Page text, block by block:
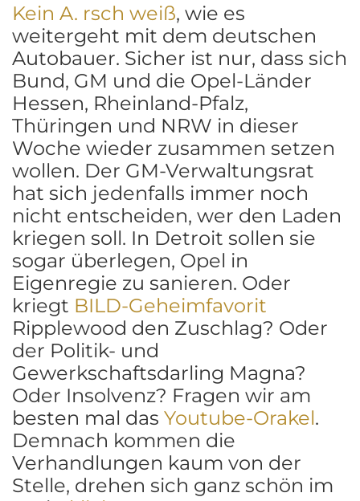
Kein A. rsch weiß, wie es
weitergeht mit dem deutschen
Autobauer. Sicher ist nur, dass sich
Bund, GM und die Opel-Länder
Hessen, Rheinland-Pfalz,
Thüringen und NRW in dieser
Woche wieder zusammen setzen
wollen. Der GM-Verwaltungsrat
hat sich jedenfalls immer noch
nicht entscheiden, wer den Laden
kriegen soll. In Detroit sollen sie
sogar überlegen, Opel in
Eigenregie zu sanieren. Oder
kriegt BILD-Geheimfavorit
Ripplewood den Zuschlag? Oder
der Politik- und
Gewerkschaftsdarling Magna?
Oder Insolvenz? Fragen wir am
besten mal das Youtube-Orakel.
Demnach kommen die
Verhandlungen kaum von der
Stelle, drehen sich ganz schön im